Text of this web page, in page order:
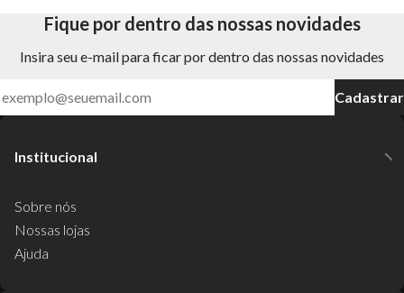
Fique por dentro das nossas novidades
Insira seu e-mail para ficar por dentro das nossas novidades
Cadastrar
Institucional
Sobre nós
Nossas lojas
Ajuda